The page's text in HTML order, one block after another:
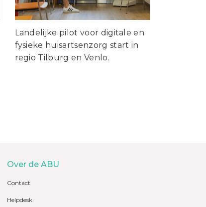
Landelijke pilot voor digitale en
fysieke huisartsenzorg start in
regio Tilburg en Venlo.
Over de ABU
Contact
Helpdesk